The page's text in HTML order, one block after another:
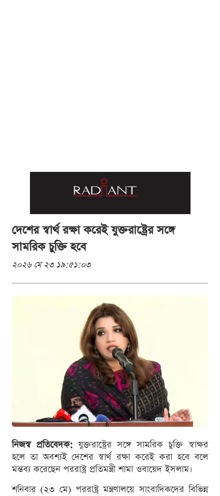
দেশের স্বার্থ রক্ষা করেই যুক্তরাষ্ট্রের সঙ্গে
সামরিক চুক্তি হবে
২০২৬ মে ২৩ ১৯:৫১:০৩
নিজস্ব প্রতিবেদক: যুক্তরাষ্ট্রের সঙ্গে সামরিক চুক্তি স্বাক্ষর
হলে তা অবশ্যই দেশের স্বার্থ রক্ষা করেই করা হবে বলে
মন্তব্য করেছেন পররাষ্ট্র প্রতিমন্ত্রী শামা ওবায়েদ ইসলাম।
শনিবার (২৩ মে) পররাষ্ট্র মন্ত্রণালয়ে সাংবাদিকদের বিভিন্ন